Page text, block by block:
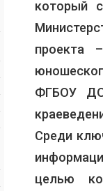
который
проекта
ФГБОУ ДО
Среди
целью